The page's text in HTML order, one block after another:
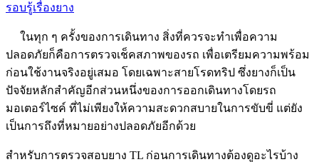
รอบรู้เรื่องยาง
ในทุก ๆ ครั้งของการเดินทาง สิ่งที่ควรจะทำเพื่อความ
ปลอดภัยก็คือการตรวจเช็คสภาพของรถ เพื่อเตรียมความพร้อม
ก่อนใช้งานจริงอยู่เสมอ โดยเฉพาะสายโรดทริป ซึ่งยางก็เป็น
ปัจจัยหลักสำคัญอีกส่วนหนึ่งของการออกเดินทางโดยรถ
มอเตอร์ไซค์ ที่ไม่เพียงให้ความสะดวกสบายในการขับขี่ แต่ยัง
เป็นการถึงที่หมายอย่างปลอดภัยอีกด้วย
สำหรับการตรวจสอบยาง TL ก่อนการเดินทางต้องดูอะไรบ้าง